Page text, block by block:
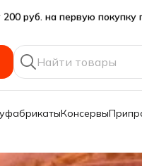
наличными
Консервы